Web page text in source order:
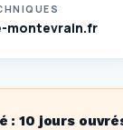
montevrain.fr
:10 jours